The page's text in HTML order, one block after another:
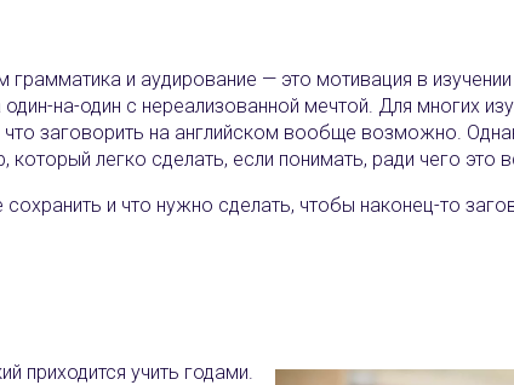
и аудирование — это мотивация в
на-один с нереализованной мечтой. Для многих
что заговорить на английском вообще возможно.
легко сделать, если понимать, ради чего это
и что нужно сделать, чтобы наконец-то
приходится учить годами.